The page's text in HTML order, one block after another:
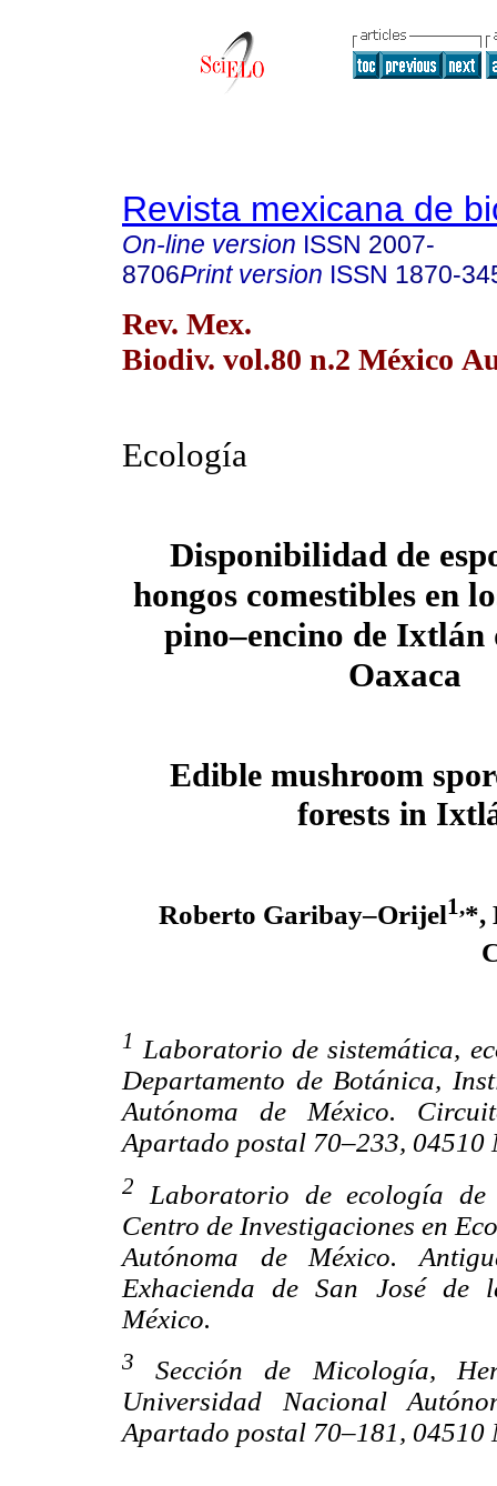
Revista mexicana de
On-line version ISSN 2007-
8706Print version ISSN 1870-
Rev. Mex.
Biodiv. vol.80 n.2 México
Ecología
Disponibilidad de
hongos comestibles en
pino–encino de Ixtlán
Oaxaca
Edible mushroom
forests in
Roberto Garibay–Orijel1,*,
1 Laboratorio de sistemática,
Departamento de Botánica,
Autónoma de México.
Apartado postal 70–233, 04510
2
Laboratorio de ecología de
Centro de Investigaciones en
Autónoma de México.
Exhacienda de San José de
México.
3 Sección de Micología,
Universidad Nacional
Apartado postal 70–181, 04510